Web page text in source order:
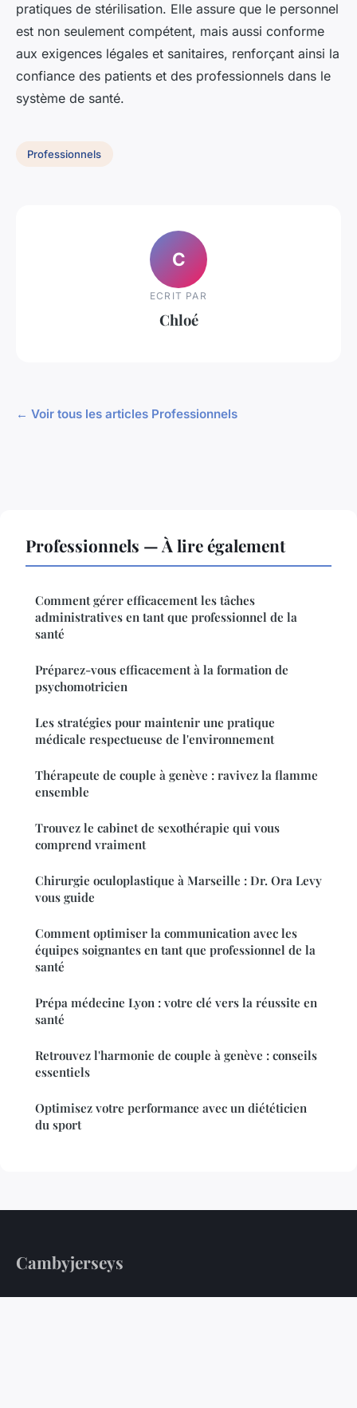
pratiques de stérilisation. Elle assure que le personnel
est non seulement compétent, mais aussi conforme
aux exigences légales et sanitaires, renforçant ainsi la
confiance des patients et des professionnels dans le
système de santé.
Professionnels
C
ECRIT PAR
Chloé
← Voir tous les articles Professionnels
Professionnels — À lire également
Comment gérer efficacement les tâches
administratives en tant que professionnel de la
santé
Préparez-vous efficacement à la formation de
psychomotricien
Les stratégies pour maintenir une pratique
médicale respectueuse de l'environnement
Thérapeute de couple à genève : ravivez la flamme
ensemble
Trouvez le cabinet de sexothérapie qui vous
comprend vraiment
Chirurgie oculoplastique à Marseille : Dr. Ora Levy
vous guide
Comment optimiser la communication avec les
équipes soignantes en tant que professionnel de la
santé
Prépa médecine Lyon : votre clé vers la réussite en
santé
Retrouvez l'harmonie de couple à genève : conseils
essentiels
Optimisez votre performance avec un diététicien
du sport
Cambyjerseys